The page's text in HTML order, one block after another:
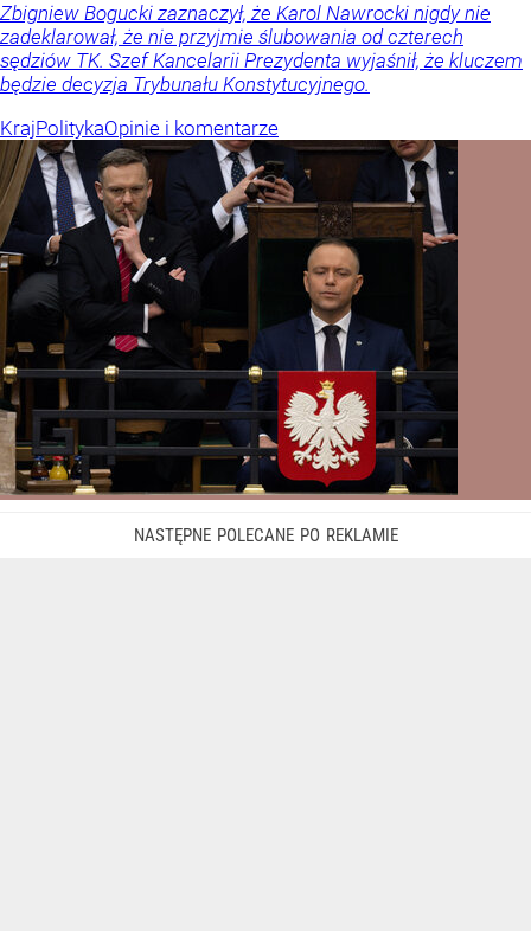
Zbigniew Bogucki zaznaczył, że Karol Nawrocki nigdy nie
zadeklarował, że nie przyjmie ślubowania od czterech
sędziów TK. Szef Kancelarii Prezydenta wyjaśnił, że kluczem
będzie decyzja Trybunału Konstytucyjnego.
KrajPolitykaOpinie i komentarze